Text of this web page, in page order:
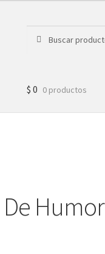
por:
$ 0 0 productos
De Humor